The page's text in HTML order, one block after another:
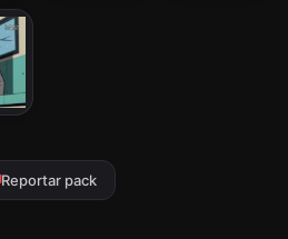
Reportar pack